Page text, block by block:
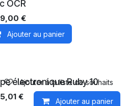
OCR
€
Ajouter au panier
électronique Ruby 10
€ Ajouter au panier
Ajouter à la liste de souhaits